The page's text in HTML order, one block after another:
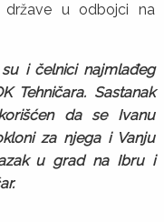
države u odbojci na
i čelnici najmlađeg
Tehničara. Sastanak
da se Ivanu
za njega i Vanju
u grad na Ibru i